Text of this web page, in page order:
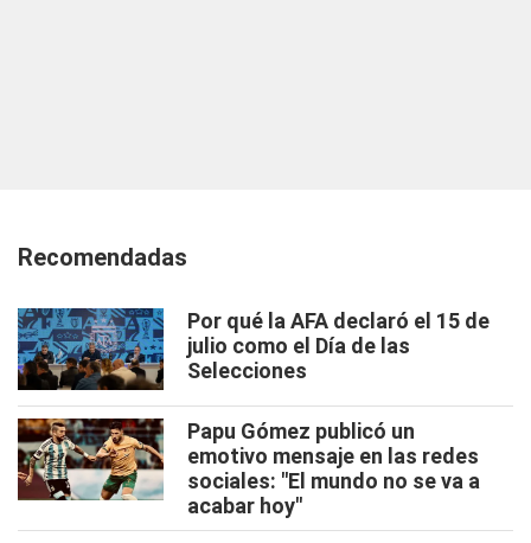
Recomendadas
Por qué la AFA declaró el 15 de
julio como el Día de las
Selecciones
Papu Gómez publicó un
emotivo mensaje en las redes
sociales: "El mundo no se va a
acabar hoy"